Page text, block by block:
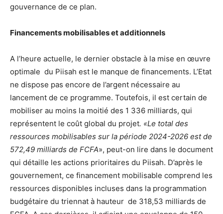
gouvernance de ce plan.
Financements mobilisables et additionnels
A l’heure actuelle, le dernier obstacle à la mise en œuvre
optimale du Piisah est le manque de financements. L’Etat
ne dispose pas encore de l’argent nécessaire au
lancement de ce programme. Toutefois, il est certain de
mobiliser au moins la moitié des 1 336 milliards, qui
représentent le coût global du projet. «Le total des
ressources mobilisables sur la période 2024-2026 est de
572,49 milliards de FCFA», peut-on lire dans le document
qui détaille les actions prioritaires du Piisah. D’après le
gouvernement, ce financement mobilisable comprend les
ressources disponibles incluses dans la programmation
budgétaire du triennat à hauteur de 318,53 milliards de